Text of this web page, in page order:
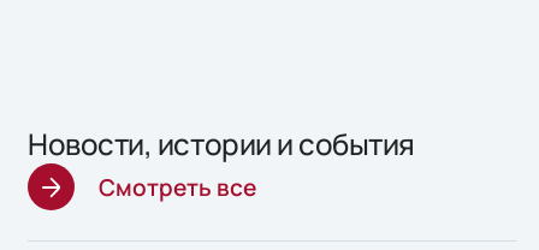
Новости, истории и события
Смотреть все